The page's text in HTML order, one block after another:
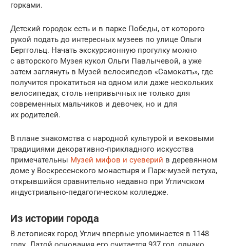
горками.
Детский городок есть и в парке Победы, от которого
рукой подать до интересных музеев по улице Ольги
Берггольц. Начать экскурсионную прогулку можно
с авторского Музея кукол Ольги Павлычевой, а уже
затем заглянуть в Музей велосипедов «Самокатъ», где
получится прокатиться на одном или даже нескольких
велосипедах, столь непривычных не только для
современных мальчиков и девочек, но и для
их родителей.
В плане знакомства с народной культурой и вековыми
традициями декоративно-прикладного искусства
примечательны Музей мифов и суеверий в деревянном
доме у Воскресенского монастыря и Парк-музей петуха,
открывшийся сравнительно недавно при Угличском
индустриально-педагогическом колледже.
Из истории города
В летописях город Углич впервые упоминается в 1148